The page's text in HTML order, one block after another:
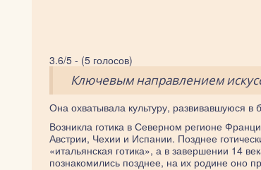
3.6/5 - (5 голосов)
Ключевым направлением
Она охватывала культуру, развивавшуюся
Возникла готика в Северном регионе
Австрии, Чехии и Испании. Позднее
«итальянская готика», а в завершении 14
познакомились позднее, на их родине оно